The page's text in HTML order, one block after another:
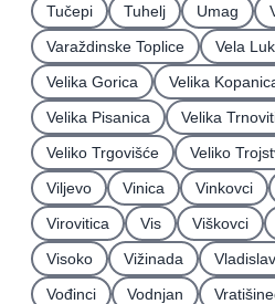
Tučepi
Tuhelj Umag
Varaždinske Toplice
Vela
Velika Gorica
Velika
Velika Pisanica
Velika
Veliko Trgovišće
Veliko
Viljevo
Vinica Vinkovci
Virovitica
Vis Viškovci
Visoko
Vižinada
Vođinci
Vodnjan